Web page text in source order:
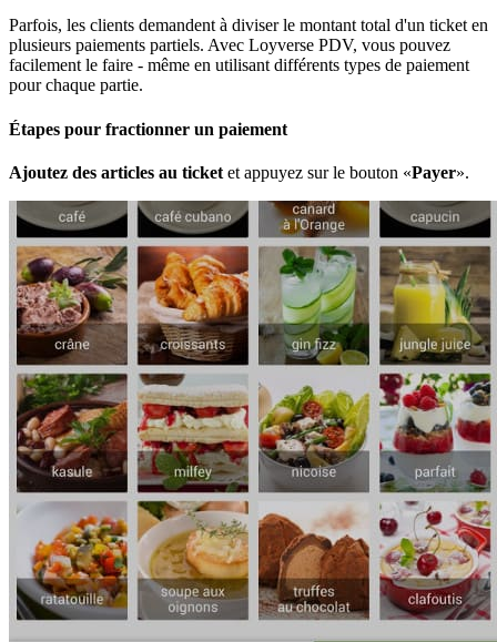
Parfois, les clients demandent à diviser le montant total d'un ticket en
plusieurs paiements partiels. Avec Loyverse PDV, vous pouvez
facilement le faire - même en utilisant différents types de paiement
pour chaque partie.
Étapes pour fractionner un paiement
Ajoutez des articles au ticket et appuyez sur le bouton «Payer».